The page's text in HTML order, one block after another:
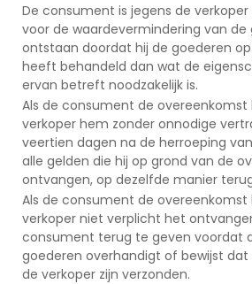
De consument is jegens de
voor de waardevermindering van de
ontstaan doordat hij de goederen
heeft behandeld dan wat de
ervan betreft noodzakelijk is.
Als de consument de overeenkomst
verkoper hem zonder onnodige
veertien dagen na de herroeping
alle gelden die hij op grond van de
ontvangen, op dezelfde manier
Als de consument de overeenkomst
verkoper niet verplicht het
consument terug te geven voordat
goederen overhandigt of bewijst
de verkoper zijn verzonden.